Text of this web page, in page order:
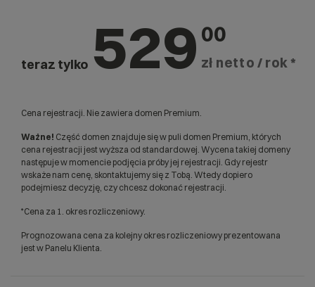
teraz tylko 529 00
zł netto / rok *
Cena rejestracji. Nie zawiera domen Premium.
Ważne! Część domen znajduje się w puli domen Premium, których
cena rejestracji jest wyższa od standardowej. Wycena takiej domeny
następuje w momencie podjęcia próby jej rejestracji. Gdy rejestr
wskaże nam cenę, skontaktujemy się z Tobą. Wtedy dopiero
podejmiesz decyzję, czy chcesz dokonać rejestracji.
*Cena za 1. okres rozliczeniowy.
Prognozowana cena za kolejny okres rozliczeniowy prezentowana
jest w Panelu Klienta.